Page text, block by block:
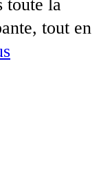
toute la
tout en